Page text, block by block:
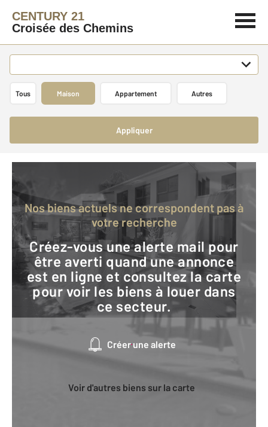
CENTURY 21
Croisée des Chemins
Tous Maison Appartement Autres
Appliquer
Nos biens actuels ne correspondent pas à
votre recherche
Créez-vous une alerte mail pour
être averti quand une annonce
est en ligne et consultez la carte
pour voir les biens à louer dans
ce secteur.
Créer une alerte
Voir d'autres biens sur la carte